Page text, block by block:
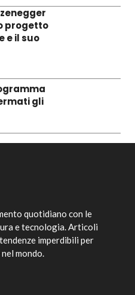
progetto
e il suo
gli
quotidiano con le
e tecnologia. Articoli
imperdibili per
mondo.